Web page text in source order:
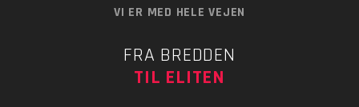
VI ER MED HELE VEJEN
FRA BREDDEN
TIL ELITEN